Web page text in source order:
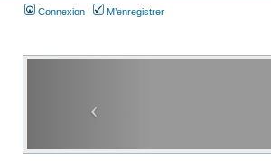
Connexion M’enregistrer